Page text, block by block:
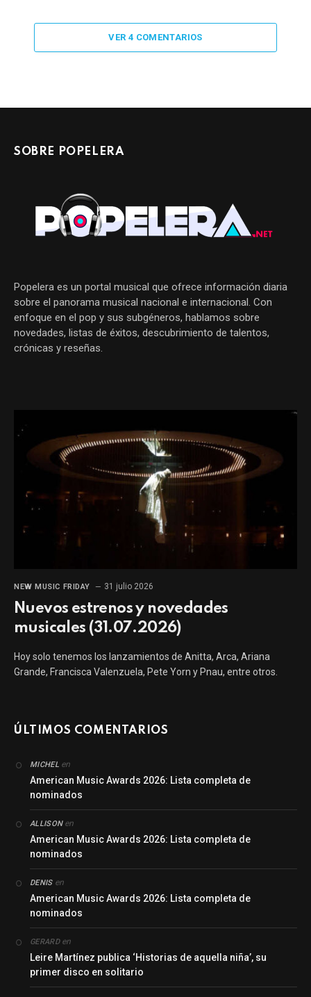
VER 4 COMENTARIOS
SOBRE POPELERA
Popelera es un portal musical que ofrece información diaria
sobre el panorama musical nacional e internacional. Con
enfoque en el pop y sus subgéneros, hablamos sobre
novedades, listas de éxitos, descubrimiento de talentos,
crónicas y reseñas.
NEW MUSIC FRIDAY 31 julio 2026
Nuevos estrenos y novedades
musicales (31.07.2026)
Hoy solo tenemos los lanzamientos de Anitta, Arca, Ariana
Grande, Francisca Valenzuela, Pete Yorn y Pnau, entre otros.
ÚLTIMOS COMENTARIOS
MICHELen
American Music Awards 2026: Lista completa de
nominados
ALLISONen
American Music Awards 2026: Lista completa de
nominados
DENISen
American Music Awards 2026: Lista completa de
nominados
GERARDen
Leire Martínez publica ‘Historias de aquella niña’, su
primer disco en solitario